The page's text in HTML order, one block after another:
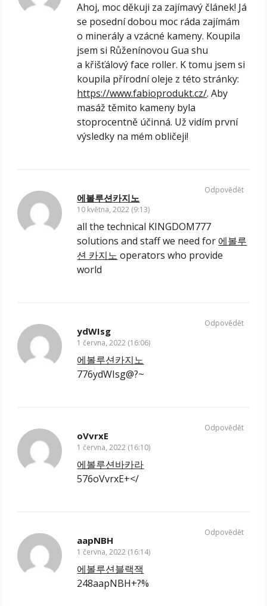
Ahoj, moc děkuji za zajímavý článek! Já
se posední dobou moc ráda zajímám
o minerály a vzácné kameny. Koupila
jsem si Růženínovou Gua shu
a křišťálový face roller. K tomu jsem si
koupila přírodní oleje z této stránky:
https://www.fabioprodukt.cz/. Aby
masáž těmito kameny byla
stoprocentně účinná. Už vidím první
výsledky na mém obličeji!
에볼루션카지노
10 května, 2022 (9:13)
all the technical KINGDOM777
solutions and staff we need for 에볼루
션 카지노 operators who provide
world
Odpovědět
ydWIsg
1 června, 2022 (16:06)
에볼루션카지노
776ydWIsg@?~
Odpovědět
oVvrxE
1 června, 2022 (16:10)
에볼루션바카라
576oVvrxE+</
Odpovědět
aapNBH
1 června, 2022 (16:14)
에볼루션블랙잭
248aapNBH+?%
Odpovědět